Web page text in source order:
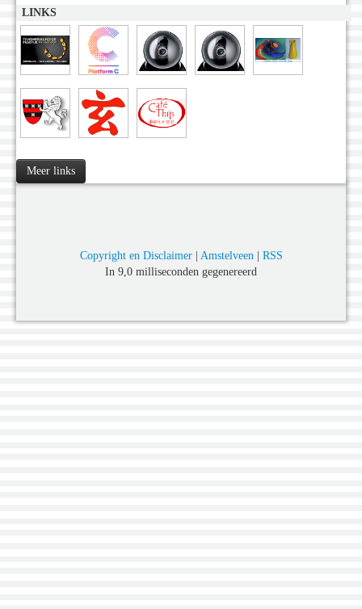
LINKS
Meer links
Copyright en Disclaimer| Amstelveen| RSS
In 9,0 milliseconden gegenereerd